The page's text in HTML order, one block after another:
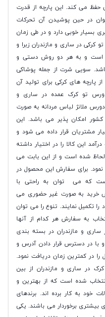
می کند. این پارچه از قدرت
در حین پوشیدن آن تحرکات
بسیار خوبی دارد و در طی زمان
کرکی در ساری و مازندران زبرا و
است و به هر دو روش دستی و
سویی شرت از جمله پوشاکی
های کرکی برای تولید آن
تو کرک عمده در ساری و
دورس ملانژ لباس مردانه به صورت
امکان پذیر می باشد. این
مشتریان قرار داده می شود و
این کالا را در اختیار داشته
شده است و از این بابت می
نمود. برای سفارش این محصول در
است که می توان به راحتی با
خرید به صورت غیر حضوری می
تکمیل نمایند. تنوع را می توان
به سفارش هر کدام از آنها
و مازندران در بسته بندی
با در دسترس قرار دادن آدرس و
در کمترین زمان دریافت نمود.
در ساری و مازندران از بین
شده است که از بهترین و
خود به کار برده اند. برندهای
بیشتری برخوردار می باشند. یکی